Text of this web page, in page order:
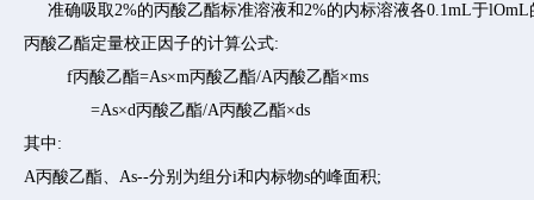
准确吸取2%的丙酸乙酯标准溶液和2%的内标溶液各0.1mL于
丙酸乙酯定量校正因子的计算公式:
f丙酸乙酯=As×m丙酸乙酯/A丙酸乙酯×ms
=As×d丙酸乙酯/A丙酸乙酯×ds
其中:
A丙酸乙酯、As--分别为组分i和内标物s的峰面积;